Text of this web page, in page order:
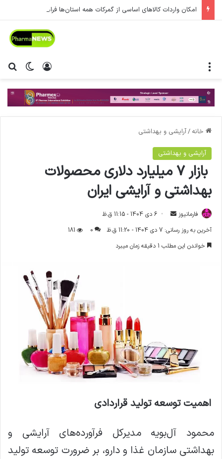
امکان واردات کالاهای اساسی از گمرکات همه استان‌ها فراهم شد.
تغییر ورود
خانه /آرایشی و بهداشتی
آرایشی و بهداشتی
بازار ۷ میلیارد دلاری محصولات
بهداشتی و آرایشی ایران
فارمانیوز
ا
6 دی 1404 - 11:15 ق.ظ
آخرین به روز رسانی: 7 دی 1404 - 11:20 ق.ظ
0
181
خواندن این مطلب 1 دقیقه زمان میبرد
اهمیت توسعه تولید قراردادی
محمود آل‌بویه مدیرکل فرآورده‌های آرایشی و
بهداشتی سازمان غذا و دارو، بر ضرورت توسعه تولید